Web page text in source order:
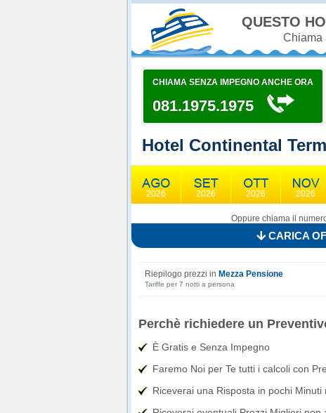
QUESTO
Chiama
CHIAMA SENZA IMPEGNO ANCHE ORA
081.1975.1975
Hotel Continental
2026 2026 2026 2026
Oppure chiama il
CARICA
Riepilogo prezzi in Mezza Pensione
Tariffe per 7 notti a persona
Perchè richiedere un
È Gratis e Senza Impegno
Faremo Noi per Te tutti i calcoli con
Riceverai una Risposta in pochi Minuti